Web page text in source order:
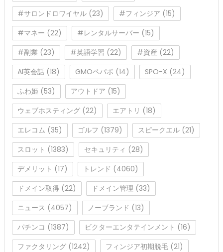
#サロンドロワイヤル(23) #フィンジア (15)
#マネー (22) #レンタルサーバー (15)
#副業 (23) #英語学習 (22) #資産 (22)
AI英会話(18) GMOペパボ (14) SPO-X (24)
ふわ姫 (53) アウトドア (15)
ウェブホスティング(22) エアトリ (18)
エレコム (35) ゴルフ (1379) スピークエル(21)
スロット (1383) セキュリティ (28)
デメリット (17) トレンド (4060)
ドメイン取得(22) ドメイン管理 (33)
ニュース (4057) ノーブランド (13)
パチンコ (1387) ビクターエンタテインメント (16)
ファクタリング(1242) フィンジア初期脱毛(21)